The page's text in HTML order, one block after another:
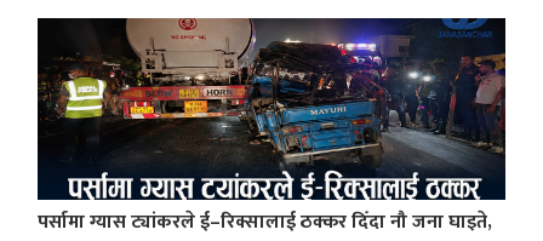
पर्सामा ग्यास ट्यांकरले ई–रिक्सालाई ठक्कर दिँदा नौ जना घाइते,